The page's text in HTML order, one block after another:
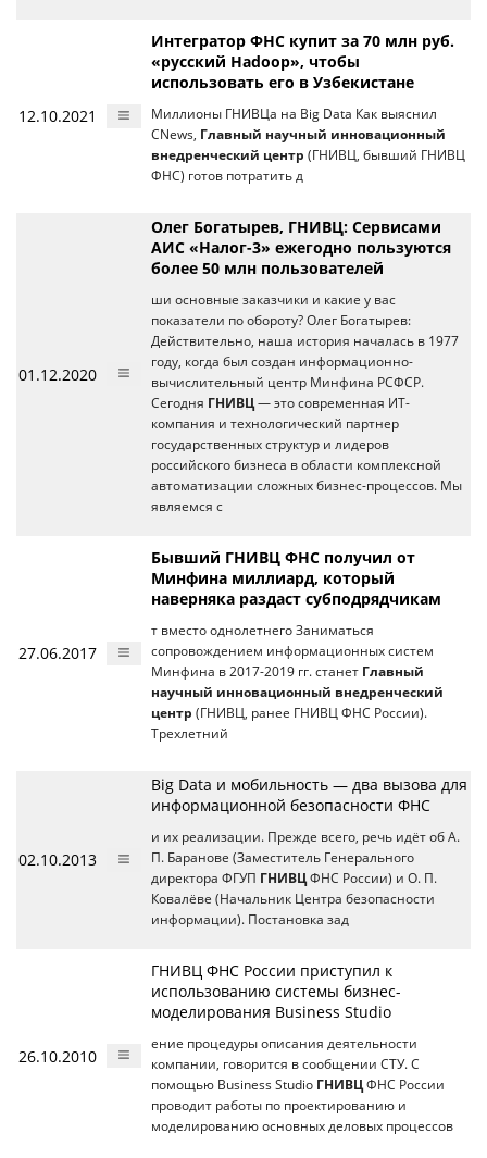
12.10.2021
Интегратор ФНС купит за 70 млн руб.
«русский Hadoop», чтобы
использовать его в Узбекистане
Миллионы ГНИВЦа на Big Data Как выяснил
CNews, Главный научный инновационный
внедренческий центр (ГНИВЦ, бывший ГНИВЦ
ФНС) готов потратить д
01.12.2020
Олег Богатырев, ГНИВЦ: Сервисами
АИС «Налог-3» ежегодно пользуются
более 50 млн пользователей
ши основные заказчики и какие у вас
показатели по обороту? Олег Богатырев:
Действительно, наша история началась в 1977
году, когда был создан информационно-
вычислительный центр Минфина РСФСР.
Сегодня ГНИВЦ— это современная ИТ-
компания и технологический партнер
государственных структур и лидеров
российского бизнеса в области комплексной
автоматизации сложных бизнес-процессов. Мы
являемся с
27.06.2017
Бывший ГНИВЦ ФНС получил от
Минфина миллиард, который
наверняка раздаст субподрядчикам
т вместо однолетнего Заниматься
сопровождением информационных систем
Минфина в 2017-2019 гг. станет Главный
научный инновационный внедренческий
центр (ГНИВЦ, ранее ГНИВЦ ФНС России).
Трехлетний
02.10.2013
Big Data и мобильность — два вызова для
информационной безопасности ФНС
и их реализации. Прежде всего, речь идёт об А.
П. Баранове (Заместитель Генерального
директора ФГУП ГНИВЦФНС России) и О. П.
Ковалёве (Начальник Центра безопасности
информации). Постановка зад
26.10.2010
ГНИВЦ ФНС России приступил к
использованию системы бизнес-
моделирования Business Studio
ение процедуры описания деятельности
компании, говорится в сообщении СТУ. C
помощью Business Studio ГНИВЦФНС России
проводит работы по проектированию и
моделированию основных деловых процессов